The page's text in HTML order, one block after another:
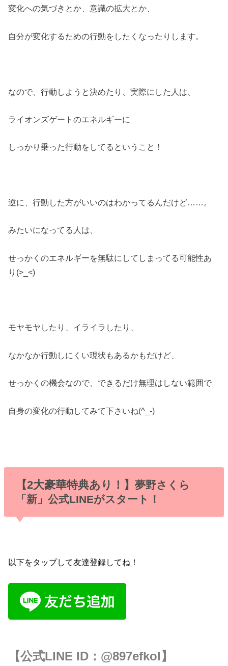
変化への気づきとか、意識の拡大とか、
自分が変化するための行動をしたくなったりします。
なので、行動しようと決めたり、実際にした人は、
ライオンズゲートのエネルギーに
しっかり乗った行動をしてるということ！
逆に、行動した方がいいのはわかってるんだけど……。
みたいになってる人は、
せっかくのエネルギーを無駄にしてしまってる可能性あ
り(>_<)
モヤモヤしたり、イライラしたり、
なかなか行動しにくい現状もあるかもだけど、
せっかくの機会なので、できるだけ無理はしない範囲で
自身の変化の行動してみて下さいね(^_-)
【2大豪華特典あり！】 夢野さくら
「新」公式LINEがスタート！
以下をタップして友達登録してね！
【公式LINE ID： @897efkol 】